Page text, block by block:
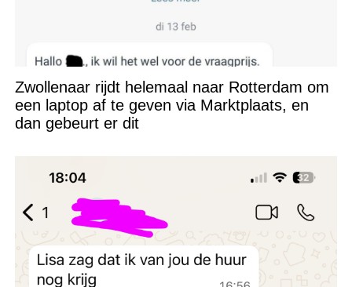
Zwollenaar rijdt helemaal naar Rotterdam om
een laptop af te geven via Marktplaats, en
dan gebeurt er dit